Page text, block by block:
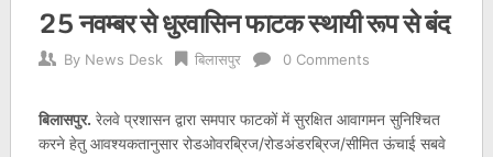
25 नवम्बर से धुरवासिन फाटक स्थायी रूप से बंद
By News Desk बिलासपुर 0 Comments
बिलासपुर. रेलवे प्रशासन द्वारा समपार फाटकों में सुरक्षित आवागमन सुनिश्चित
करने हेतु आवश्यकतानुसार रोडओवरब्रिज/रोडअंडरब्रिज/सीमित ऊंचाई सबवे